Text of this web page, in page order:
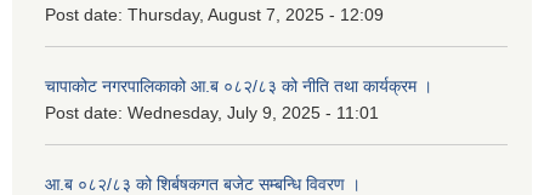
Post date: Thursday, August 7, 2025 - 12:09
चापाकोट नगरपालिकाको आ.ब ०८२/८३ को नीति तथा कार्यक्रम ।
Post date: Wednesday, July 9, 2025 - 11:01
आ.ब ०८२/८३ को शिर्बषकगत बजेट सम्बन्धि विवरण ।